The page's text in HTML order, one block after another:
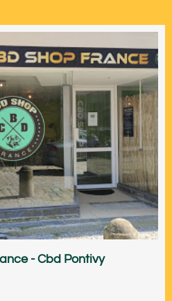
- Cbd Pontivy